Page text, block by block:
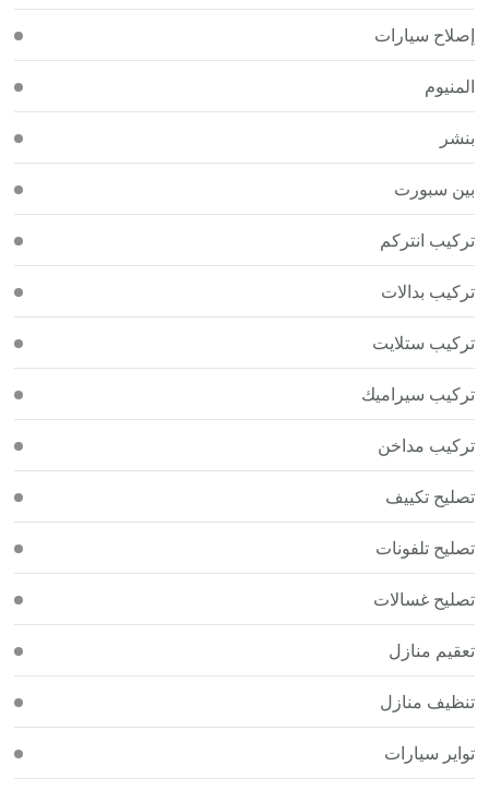
إصلاح سيارات
المنيوم
بنشر
بين سبورت
تركيب انتركم
تركيب بدالات
تركيب ستلايت
تركيب سيراميك
تركيب مداخن
تصليح تكييف
تصليح تلفونات
تصليح غسالات
تعقيم منازل
تنظيف منازل
تواير سيارات